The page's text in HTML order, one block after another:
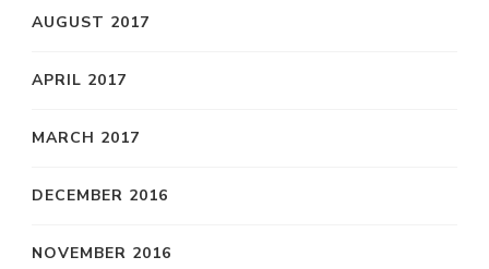
AUGUST 2017
APRIL 2017
MARCH 2017
DECEMBER 2016
NOVEMBER 2016